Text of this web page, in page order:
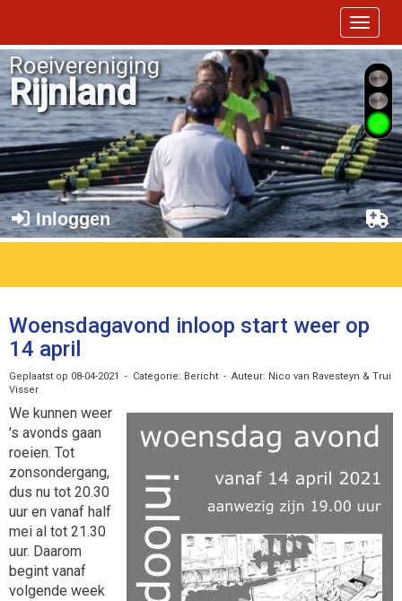
Toggle
Roeivereniging
Rijnland
Inloggen
Woensdagavond inloop start weer op
14 april
Geplaatst op 08-04-2021 - Categorie: Bericht - Auteur: Nico van Ravesteyn & Trui
Visser
We kunnen weer
's avonds gaan
roeien. Tot
zonsondergang,
dus nu tot 20.30
uur en vanaf half
mei al tot 21.30
uur. Daarom
begint vanaf
volgende week